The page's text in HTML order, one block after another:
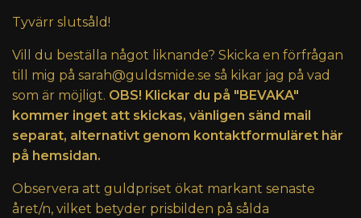
Tyvärr slutsåld!
Vill du beställa något liknande? Skicka en förfrågan
till mig på sarah@guldsmide.se så kikar jag på vad
som är möjligt. OBS! Klickar du på "BEVAKA"
kommer inget att skickas, vänligen sänd mail
separat, alternativt genom kontaktformuläret här
på hemsidan.
Observera att guldpriset ökat markant senaste
året/n, vilket betyder prisbilden på sålda